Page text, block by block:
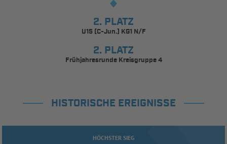
2. PLATZ
U15 (C-Jun.) KG1 N/F
2. PLATZ
Frühjahresrunde Kreisgruppe 4
HISTORISCHE EREIGNISSE
HÖCHSTER SIEG